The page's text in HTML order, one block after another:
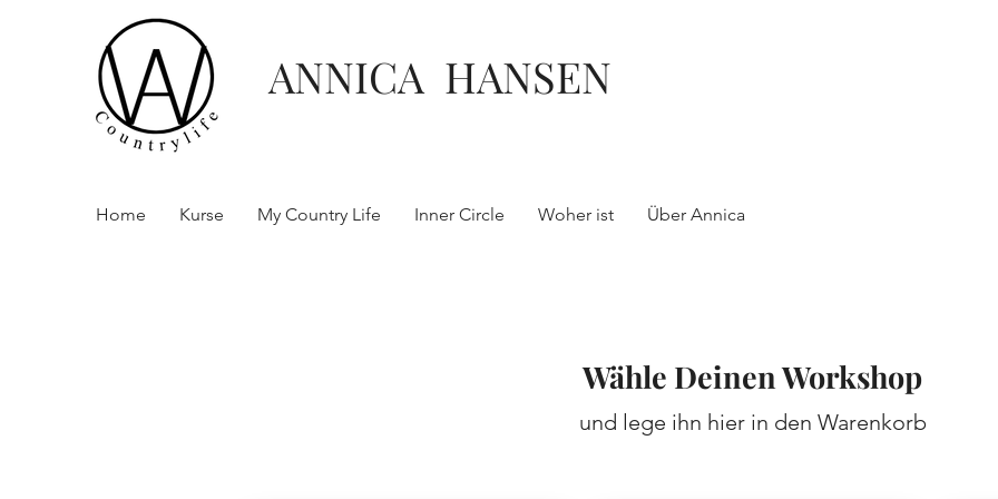
ANNICA HANSEN
Home Kurse My Country Life Inner Circle Woher ist Über Annica
Wähle Deinen Workshop
und lege ihn hier in den Warenkorb